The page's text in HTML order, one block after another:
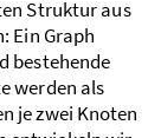
Struktur aus
Ein Graph
bestehende
werden als
je zwei Knoten